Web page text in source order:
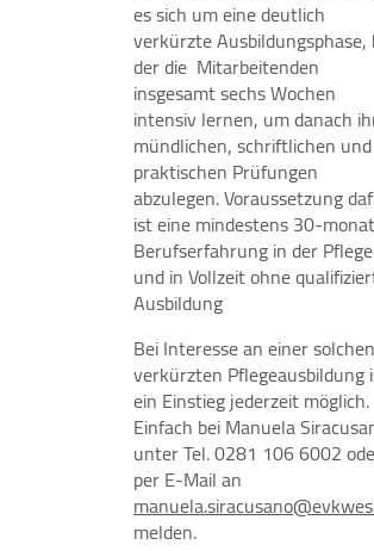
es sich um eine deutlich
verkürzte Ausbildungsphase,
der die Mitarbeitenden
insgesamt sechs Wochen
intensiv lernen, um danach
mündlichen, schriftlichen und
praktischen Prüfungen
abzulegen. Voraussetzung
ist eine mindestens 30-
Berufserfahrung in der Pflege
und in Vollzeit ohne
Ausbildung
Bei Interesse an einer solchen
verkürzten Pflegeausbildung
ein Einstieg jederzeit möglich.
Einfach bei Manuela
unter Tel. 0281 106 6002
per E-Mail an
melden.
Plattformen werden standardmäßig
Wenn Cookies von externen Medien
werden, bedarf der Zugriff auf diese
manuellen Zustimmung mehr.
YouTube
Vimeo
Felix Burda Stiftung